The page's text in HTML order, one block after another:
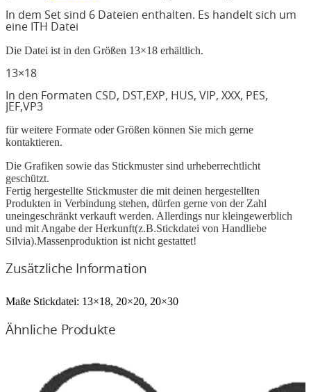
In dem Set sind 6 Dateien enthalten. Es handelt sich um
eine ITH Datei
Die Datei ist in den Größen 13×18 erhältlich.
13×18
In den Formaten CSD, DST,EXP, HUS, VIP, XXX, PES,
JEF,VP3
für weitere Formate oder Größen können Sie mich gerne
kontaktieren.
Die Grafiken sowie das Stickmuster sind urheberrechtlicht
geschützt.
Fertig hergestellte Stickmuster die mit deinen hergestellten
Produkten in Verbindung stehen, dürfen gerne von der Zahl
uneingeschränkt verkauft werden. Allerdings nur kleingewerblich
und mit Angabe der Herkunft(z.B.Stickdatei von Handliebe
Silvia).Massenproduktion ist nicht gestattet!
Zusätzliche Information
Maße Stickdatei: 13×18, 20×20, 20×30
Ähnliche Produkte